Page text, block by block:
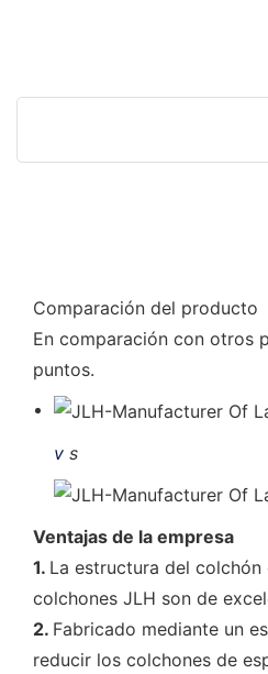
Comparación del producto
En comparación con otros
puntos.
v s
Ventajas de la empresa
1. La estructura del
colchones JLH son de
2. Fabricado mediante un
reducir los colchones de